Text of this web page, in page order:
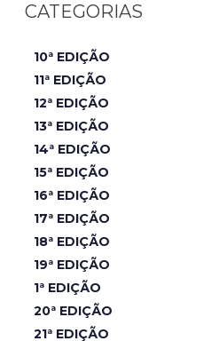
CATEGORIAS
10ª EDIÇÃO
11ª EDIÇÃO
12ª EDIÇÃO
13ª EDIÇÃO
14ª EDIÇÃO
15ª EDIÇÃO
16ª EDIÇÃO
17ª EDIÇÃO
18ª EDIÇÃO
19ª EDIÇÃO
1ª EDIÇÃO
20ª EDIÇÃO
21ª EDIÇÃO